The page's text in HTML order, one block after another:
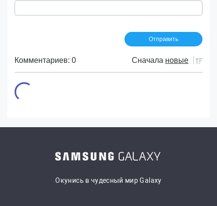
Комментариев: 0 Сначала новые
Окунись в чудесный мир Galaxy